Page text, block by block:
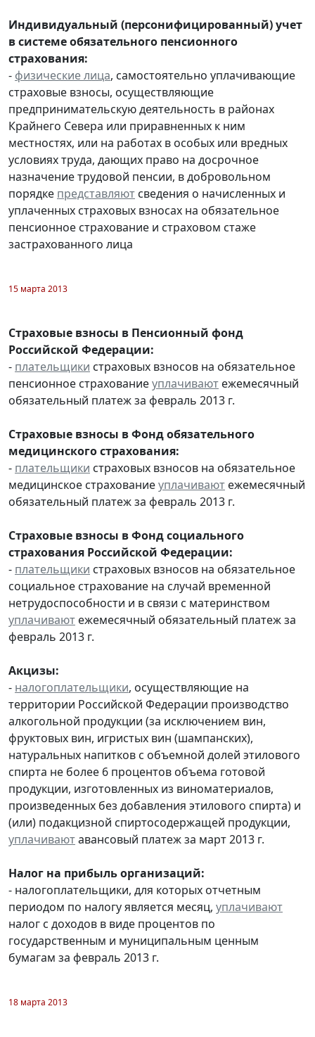
Индивидуальный (персонифицированный) учет
в системе обязательного пенсионного
страхования:
- физические лица, самостоятельно уплачивающие
страховые взносы, осуществляющие
предпринимательскую деятельность в районах
Крайнего Севера или приравненных к ним
местностях, или на работах в особых или вредных
условиях труда, дающих право на досрочное
назначение трудовой пенсии, в добровольном
порядке представляют сведения о начисленных и
уплаченных страховых взносах на обязательное
пенсионное страхование и страховом стаже
застрахованного лица
15 марта 2013
Страховые взносы в Пенсионный фонд
Российской Федерации:
- плательщики страховых взносов на обязательное
пенсионное страхованиеуплачивают ежемесячный
обязательный платеж за февраль 2013 г.
Страховые взносы в Фонд обязательного
медицинского страхования:
- плательщики страховых взносов на обязательное
медицинское страхованиеуплачивают ежемесячный
обязательный платеж за февраль 2013 г.
Страховые взносы в Фонд социального
страхования Российской Федерации:
- плательщики страховых взносов на обязательное
социальное страхование на случай временной
нетрудоспособности и в связи с материнством
уплачивают ежемесячный обязательный платеж за
февраль 2013 г.
Акцизы:
- налогоплательщики, осуществляющие на
территории Российской Федерации производство
алкогольной продукции (за исключением вин,
фруктовых вин, игристых вин (шампанских),
натуральных напитков с объемной долей этилового
спирта не более 6 процентов объема готовой
продукции, изготовленных из виноматериалов,
произведенных без добавления этилового спирта) и
(или) подакцизной спиртосодержащей продукции,
уплачиваютавансовый платеж за март 2013 г.
Налог на прибыль организаций:
- налогоплательщики, для которых отчетным
периодом по налогу является месяц, уплачивают
налог с доходов в виде процентов по
государственным и муниципальным ценным
бумагам за февраль 2013 г.
18 марта 2013